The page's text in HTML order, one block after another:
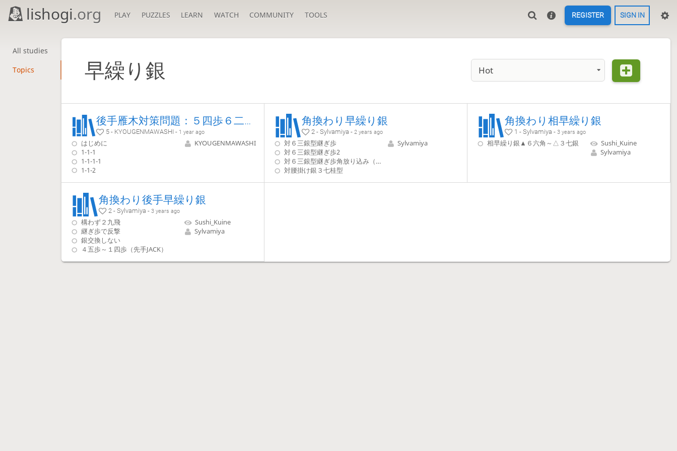
lishogi.org PLAY PUZZLES LEARN WATCH COMMUNITY TOOLS REGISTER SIGN IN
All studies
Topics 早繰り銀 Hot
後手雁木対策問題：５四歩６二銀型編
5 - KYOUGENMAWASHI - 1 year ago
はじめに
1-1-1
1-1-1-1
1-1-2
KYOUGENMAWASHI
角換わり早繰り銀
2 - Sylvamiya - 2 years ago
対６三銀型継ぎ歩
対６三銀型継ぎ歩2
対６三銀型継ぎ歩角放り込み（後手番）
対腰掛け銀３七桂型
Sylvamiya
角換わり相早繰り銀
1 - Sylvamiya - 3 years ago
相早繰り銀▲６六角～△３七銀
Sushi_Kuine
Sylvamiya
角換わり後手早繰り銀
2 - Sylvamiya - 3 years ago
構わず２九飛
継ぎ歩で反撃
銀交換しない
４五歩～１四歩（先手JACK）
Sushi_Kuine
Sylvamiya